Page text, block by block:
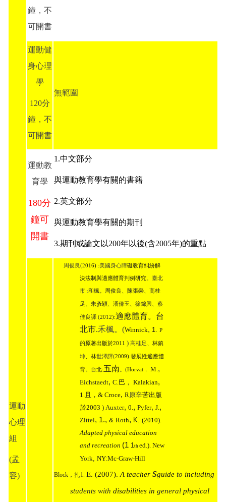
運動
心理
組
(孟
容)
鐘，不
可開書
運動健
身心理
學
120分
鐘，不
可開書
無範圍
運動教
育學
180分
鐘可
開書
1.中文部分
與運動教育學有關的書籍
2.英文部分
與運動教育學有關的期刊
3.期刊或論文以200年以後(含2005年)的重點
周俊良(2016) :美國身心障礙教育糾紛解
決法制與適應體育判例研究 。臺北
市 :和楓。周俊良、陳張榮、高桂
足、朱彥穎、潘倩玉、徐錦興、蔡
佳良譯 (2012):適應體育。台
北市.禾楓。(Winnick, 1. P
的原著出版於2011 ) 高桂足 、林鎮
坤 、林世澤譯(2009):發展性適應體
育 。台北:五南 。(Horvat ， M. ,
Eichstaedt, C. 巴 ， Kalakian,
1. 且，& Croce, R 原辛苦出版
於2003 ) Auxter, 0. , Pyfer, J. ,
Zittel, 1., & Roth, K. (2010).
Adapted physical education
and recreation (1 1 th ed.). New
York NY:Mc-Graw-Hill
Block，扎1. E. (2007). A teacher sguide to including
students withdisabilities ingeneralphysical